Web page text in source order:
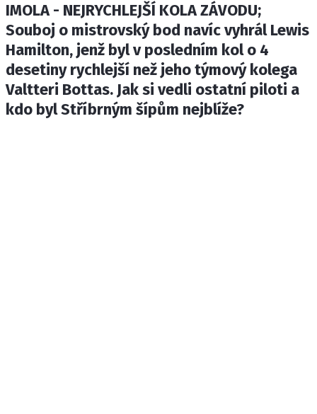
Provozovatelem serveru F1NEWS.cz je
INCORP MEDIA GROUP s.r.o., IČ: 118 23 054
IMOLA - NEJRYCHLEJŠÍ KOLA ZÁVODU;
Souboj o mistrovský bod navíc vyhrál Lewis
Hamilton, jenž byl v posledním kol o 4
desetiny rychlejší než jeho týmový kolega
Valtteri Bottas. Jak si vedli ostatní piloti a
kdo byl Stříbrným šípům nejblíže?